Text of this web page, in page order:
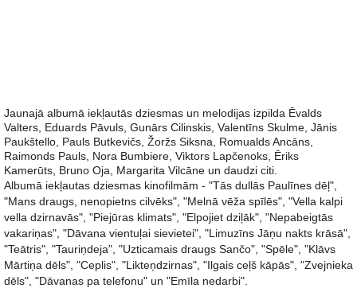
Jaunajā albumā iekļautās dziesmas un melodijas izpilda Ēvalds
Valters, Eduards Pāvuls, Gunārs Cilinskis, Valentīns Skulme, Jānis
Paukštello, Pauls Butkevičs, Žoržs Siksna, Romualds Ancāns,
Raimonds Pauls, Nora Bumbiere, Viktors Lapčenoks, Ēriks
Kamerūts, Bruno Oja, Margarita Vilcāne un daudzi citi.
Albumā iekļautas dziesmas kinofilmām - "Tās dullās Paulīnes dēļ",
"Mans draugs, nenopietns cilvēks", "Melnā vēža spīlēs", "Vella kalpi
vella dzirnavās", "Piejūras klimats", "Elpojiet dziļāk", "Nepabeigtās
vakariņas", "Dāvana vientuļai sievietei", "Limuzīns Jāņu nakts krāsā",
"Teātris", "Tauriņdeja", "Uzticamais draugs Sančo", "Spēle", "Klāvs
Mārtiņa dēls", "Ceplis", "Likteņdzirnas", "Ilgais ceļš kāpās", "Zvejnieka
dēls", "Dāvanas pa telefonu" un "Emīla nedarbi".